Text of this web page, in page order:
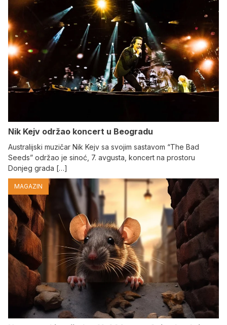
Nik Kejv održao koncert u Beogradu
Australijski muzičar Nik Kejv sa svojim sastavom “The Bad
Seeds” održao je sinoć, 7. avgusta, koncert na prostoru
Donjeg grada […]
MAGAZIN